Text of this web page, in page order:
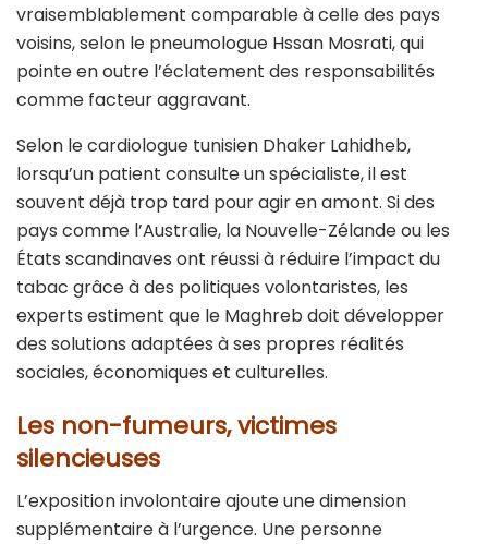
vraisemblablement comparable à celle des pays
voisins, selon le pneumologue Hssan Mosrati, qui
pointe en outre l’éclatement des responsabilités
comme facteur aggravant.
Selon le cardiologue tunisien Dhaker Lahidheb,
lorsqu’un patient consulte un spécialiste, il est
souvent déjà trop tard pour agir en amont. Si des
pays comme l’Australie, la Nouvelle-Zélande ou les
États scandinaves ont réussi à réduire l’impact du
tabac grâce à des politiques volontaristes, les
experts estiment que le Maghreb doit développer
des solutions adaptées à ses propres réalités
sociales, économiques et culturelles.
Les non-fumeurs, victimes
silencieuses
L’exposition involontaire ajoute une dimension
supplémentaire à l’urgence. Une personne